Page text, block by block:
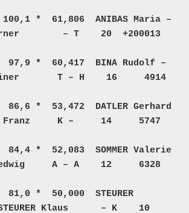
Werner        – T    20  +200013
Rainer       T – H    16     4914
Franz     K –     14     5747
Hedwig     A – A    12     6328
Klaus      – K    10